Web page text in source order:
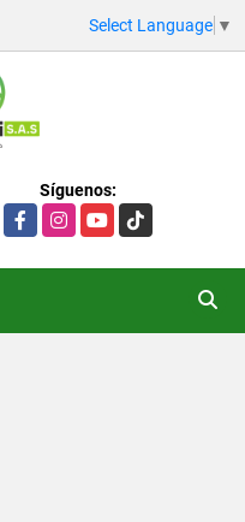
Select Language ▼
Síguenos:
FacebookInstagramYouTubeTikTok